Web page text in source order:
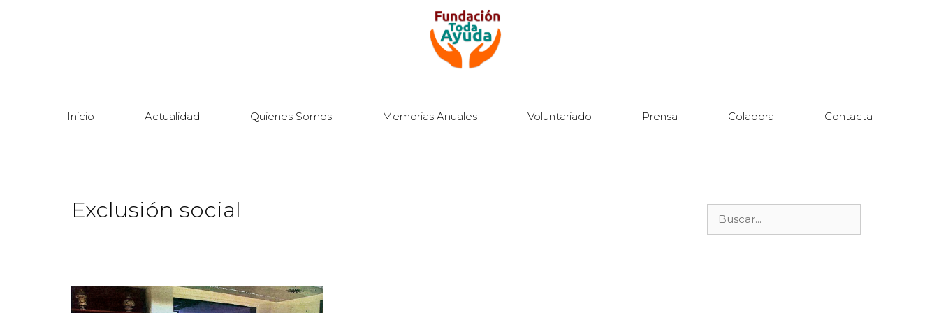
Inicio Actualidad Quienes Somos Memorias Anuales Voluntariado Prensa Colabora Contacta
Exclusión social